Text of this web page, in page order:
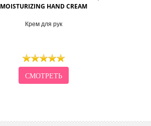
MOISTURIZING HAND CREAM
Крем для рук
СМОТРЕТЬ